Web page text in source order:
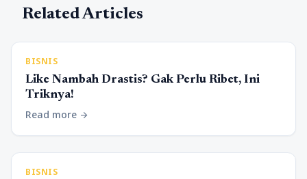
Related Articles
BISNIS
Like Nambah Drastis? Gak Perlu Ribet, Ini
Triknya!
Read more arrow_forward
BISNIS